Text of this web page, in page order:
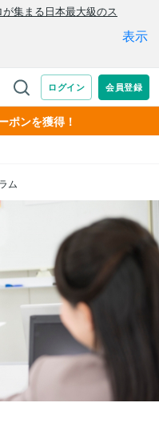
ポンを獲得！
ム